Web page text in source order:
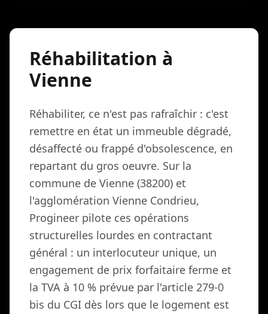
Réhabilitation à
Vienne
Réhabiliter, ce n'est pas rafraîchir : c'est
remettre en état un immeuble dégradé,
désaffecté ou frappé d'obsolescence, en
repartant du gros oeuvre. Sur la
commune de Vienne (38200) et
l'agglomération Vienne Condrieu,
Progineer pilote ces opérations
structurelles lourdes en contractant
général : un interlocuteur unique, un
engagement de prix forfaitaire ferme et
la TVA à 10 % prévue par l'article 279-0
bis du CGI dès lors que le logement est